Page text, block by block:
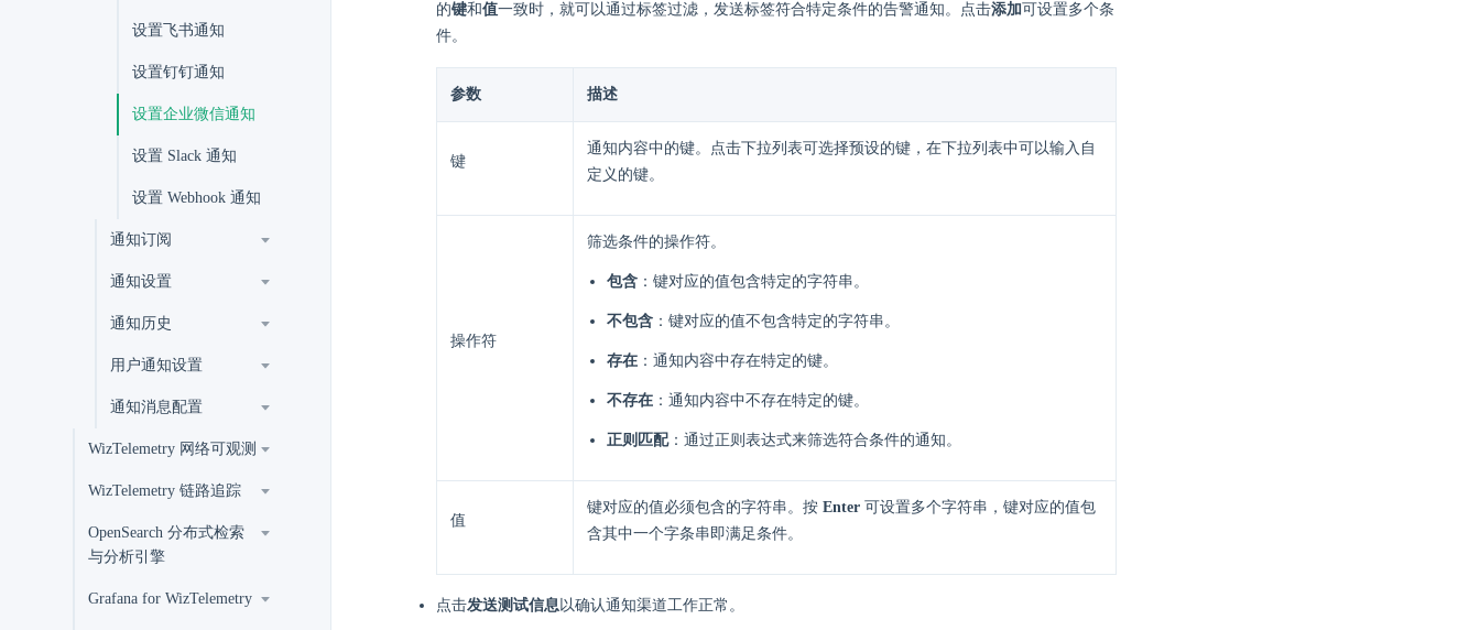
设置飞书通知
设置钉钉通知
设置企业微信通知
设置 Slack 通知
设置 Webhook 通知
通知订阅
通知设置
通知历史
用户通知设置
通知消息配置
WizTelemetry 网络可观测
WizTelemetry 链路追踪
OpenSearch 分布式检索
与分析引擎
Grafana for WizTelemetry
的键和值一致时，就可以通过标签过滤，发送标签符合特定条件的告警通知。点击添加可设置多个条
件。
参数 描述
键
通知内容中的键。点击下拉列表可选择预设的键，在下拉列表中可以输入自
定义的键。
操作符
筛选条件的操作符。
包含 ：键对应的值包含特定的字符串。
不包含 ：键对应的值不包含特定的字符串。
存在 ：通知内容中存在特定的键。
不存在 ：通知内容中不存在特定的键。
正则匹配：通过正则表达式来筛选符合条件的通知。
值
键对应的值必须包含的字符串。按 Enter 可设置多个字符串，键对应的值包
含其中一个字条串即满足条件。
点击发送测试信息以确认通知渠道工作正常。